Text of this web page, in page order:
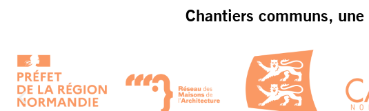
Chantiers communs,